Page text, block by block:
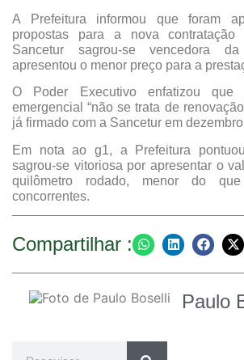
A Prefeitura informou que foram
propostas para a nova
Sancetur sagrou-se vencedora
apresentou o menor preço para a
O Poder Executivo enfatizou que
emergencial “não se trata de
já firmado com a Sancetur em
Em nota ao g1, a Prefeitura
sagrou-se vitoriosa por apresentar o
quilômetro rodado, menor do
concorrentes.
Compartilhar :
Paulo